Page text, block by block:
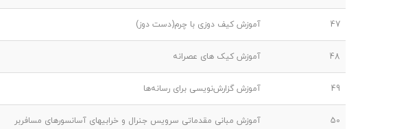
47 آموزش کیف دوزی با چرم(دست دوز)
48 آموزش کیک های عصرانه
49 آموزش گزارش‌نویسی برای رسانه‌ها
50 آموزش مبانی مقدماتی سرویس جنرال و خرابیهای آسانسورهای مسافربر